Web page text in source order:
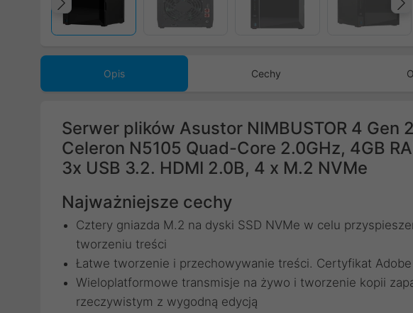
Poprzedni
Opis Cechy
Serwer plików Asustor NIMBUSTOR 4 Gen
Celeron N5105 Quad-Core 2.0GHz, 4GB
3x USB 3.2. HDMI 2.0B, 4 x M.2 NVMe
Najważniejsze cechy
Cztery gniazda M.2 na dyski SSD NVMe w celu
tworzeniu treści
Łatwe tworzenie i przechowywanie treści. Certyfikat Adobe
Wieloplatformowe transmisje na żywo i tworzenie kopii
rzeczywistym z wygodną edycją